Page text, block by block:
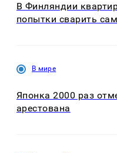
В Финляндии
попытки сварить
В мире
Японка 2000 раз
арестована